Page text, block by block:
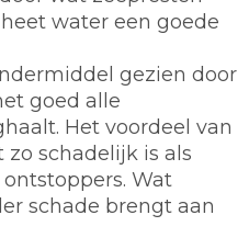
water een goede
gezien door
goed alle
Het voordeel van
zo schadelijk is als
Wat
schade brengt aan